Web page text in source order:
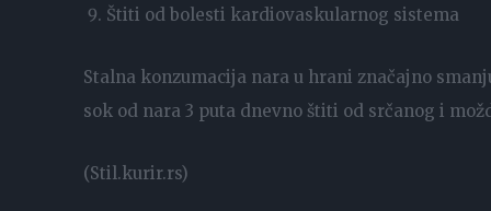
Štiti od bolesti kardiovaskularnog sistema
Stalna konzumacija nara u hrani značajno
sok od nara 3 puta dnevno štiti od srčanog i
(Stil.kurir.rs)